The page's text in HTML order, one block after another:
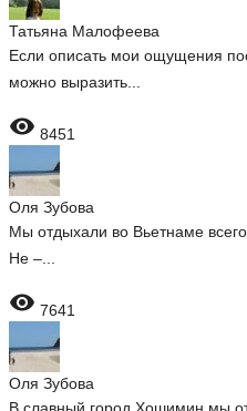
Татьяна Малофеева
Если описать мои ощущения
можно выразить...
 8451
Оля Зубова
Мы отдыхали во Вьетнаме
Не –...
 7641
Оля Зубова